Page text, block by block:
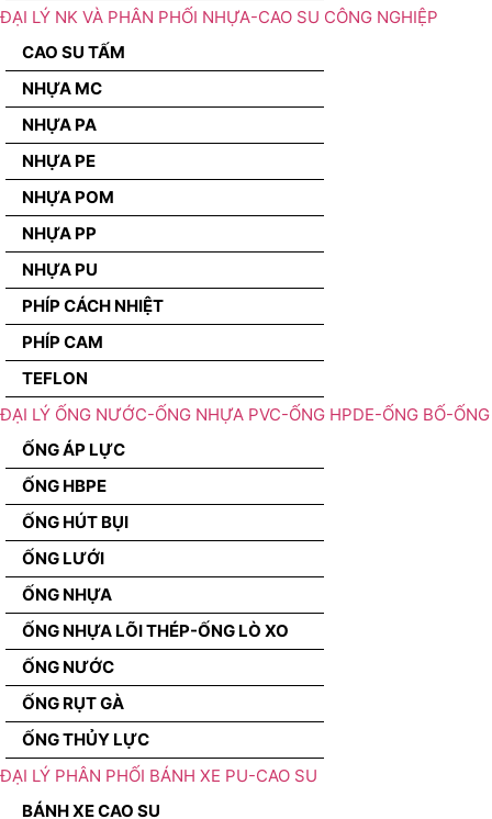
ĐẠI LÝ NK VÀ PHÂN PHỐI NHỰA-CAO SU CÔNG NGHIỆP
CAO SU TẤM
NHỰA MC
NHỰA PA
NHỰA PE
NHỰA POM
NHỰA PP
NHỰA PU
PHÍP CÁCH NHIỆT
PHÍP CAM
TEFLON
ĐẠI LÝ ỐNG NƯỚC-ỐNG NHỰA PVC-ỐNG HPDE-ỐNG BỐ-
ỐNG ÁP LỰC
ỐNG HBPE
ỐNG HÚT BỤI
ỐNG LƯỚI
ỐNG NHỰA
ỐNG NHỰA LÕI THÉP-ỐNG LÒ XO
ỐNG NƯỚC
ỐNG RỤT GÀ
ỐNG THỦY LỰC
ĐẠI LÝ PHÂN PHỐI BÁNH XE PU-CAO SU
BÁNH XE CAO SU